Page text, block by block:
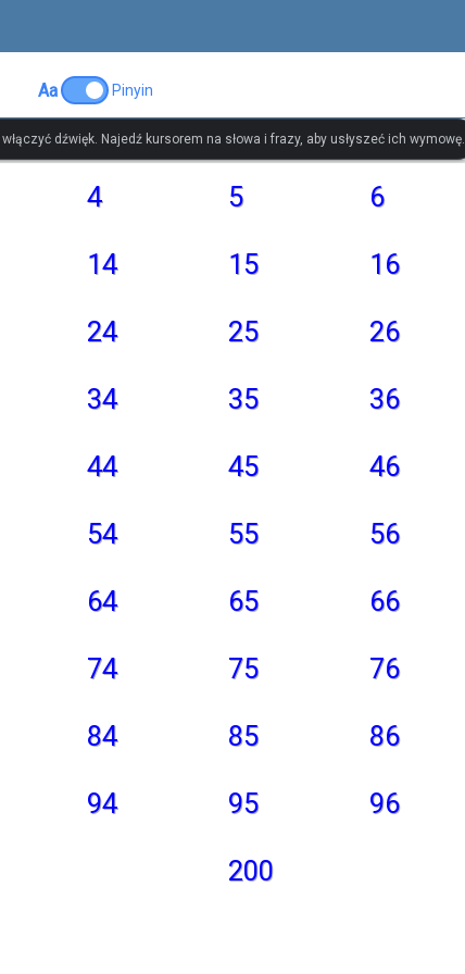
Aa Pinyin
dźwięk. Najedź kursorem na słowa i frazy, aby usłyszeć ich wymowę.
4 5 6
14 15 16
24 25 26
34 35 36
44 45 46
54 55 56
64 65 66
74 75 76
84 85 86
94 95 96
200